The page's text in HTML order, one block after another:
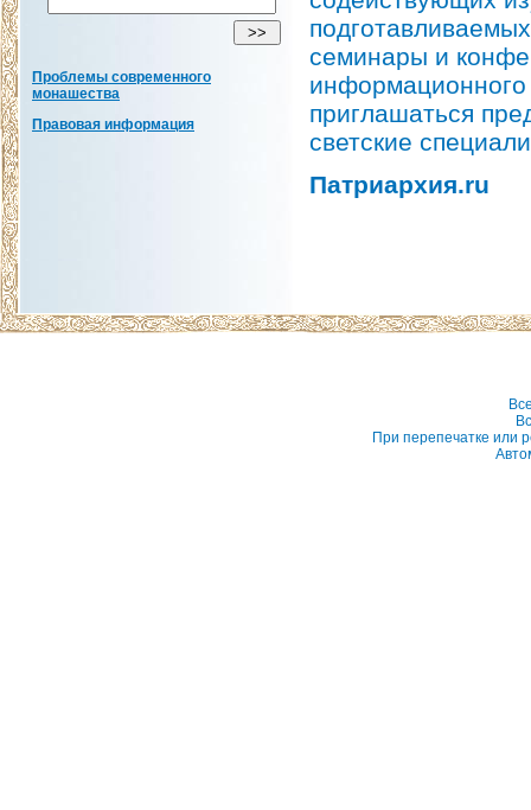
Проблемы современного
монашества
Правовая информация
семинары и
информационного
приглашаться
светские
Патриархия.ru
При перепечатке или